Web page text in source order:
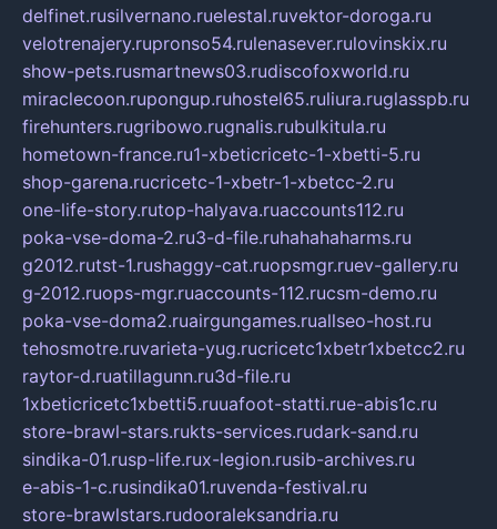
delfinet.rusilvernano.ruelestal.ruvektor-doroga.ru
velotrenajery.rupronso54.rulenasever.rulovinskix.ru
show-pets.rusmartnews03.rudiscofoxworld.ru
miraclecoon.rupongup.ruhostel65.ruliura.ruglasspb.ru
firehunters.rugribowo.rugnalis.rubulkitula.ru
hometown-france.ru1-xbeticricetc-1-xbetti-5.ru
shop-garena.rucricetc-1-xbetr-1-xbetcc-2.ru
one-life-story.rutop-halyava.ruaccounts112.ru
poka-vse-doma-2.ru3-d-file.ruhahahaharms.ru
g2012.rutst-1.rushaggy-cat.ruopsmgr.ruev-gallery.ru
g-2012.ruops-mgr.ruaccounts-112.rucsm-demo.ru
poka-vse-doma2.ruairgungames.ruallseo-host.ru
tehosmotre.ruvarieta-yug.rucricetc1xbetr1xbetcc2.ru
raytor-d.ruatillagunn.ru3d-file.ru
1xbeticricetc1xbetti5.ruuafoot-statti.rue-abis1c.ru
store-brawl-stars.rukts-services.rudark-sand.ru
sindika-01.rusp-life.rux-legion.rusib-archives.ru
e-abis-1-c.rusindika01.ruvenda-festival.ru
store-brawlstars.rudooraleksandria.ru